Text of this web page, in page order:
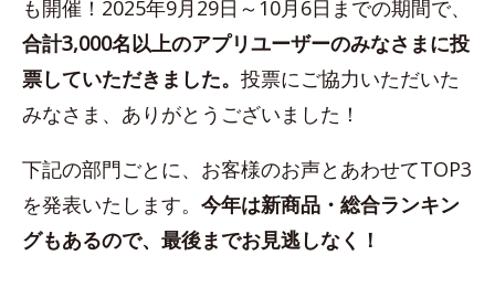
も開催！2025年9月29日～10月6日までの期間で、
合計3,000名以上のアプリユーザーのみなさまに投
票していただきました。 投票にご協力いただいた
みなさま、ありがとうございました！
下記の部門ごとに、お客様のお声とあわせてTOP3
を発表いたします。 今年は新商品・総合ランキン
グもあるので、最後までお見逃しなく！